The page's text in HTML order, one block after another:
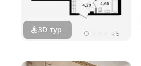
3D-тур + 5